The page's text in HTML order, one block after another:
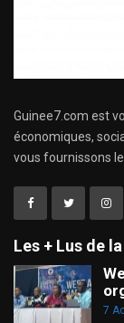
Guinee7.com est
économiques,
vous fournissons
Les + Lus de
7